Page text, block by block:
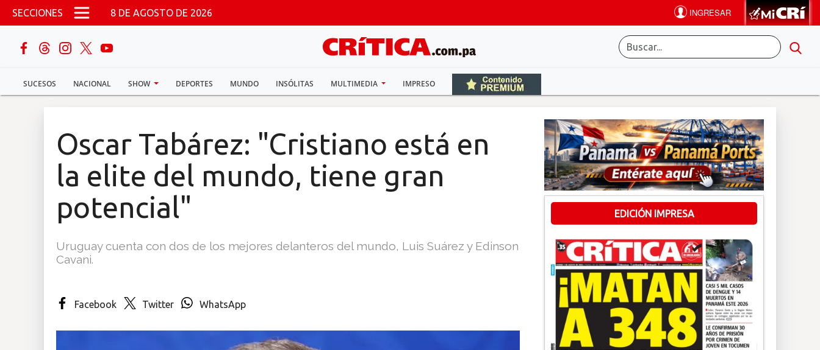
Pasar al contenido principal
SECCIONES 8 DE AGOSTO DE 2026
SUCESOS NACIONAL SHOW DEPORTES MUNDO INSÓLITAS MULTIMEDIA IMPRESO
buscar
Sucesos
Multimedia
Oscar Tabárez: "Cristiano está en
la elite del mundo, tiene gran
potencial"
Uruguay cuenta con dos de los mejores delanteros del mundo, Luis Suárez y Edinson
Cavani.
Facebook Twitter WhatsApp
EDICIÓN IMPRESA